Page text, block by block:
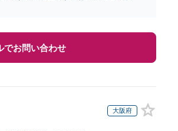
でお問い合わせ
大阪府